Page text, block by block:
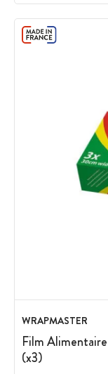
WRAPMASTER
Film
(x3)